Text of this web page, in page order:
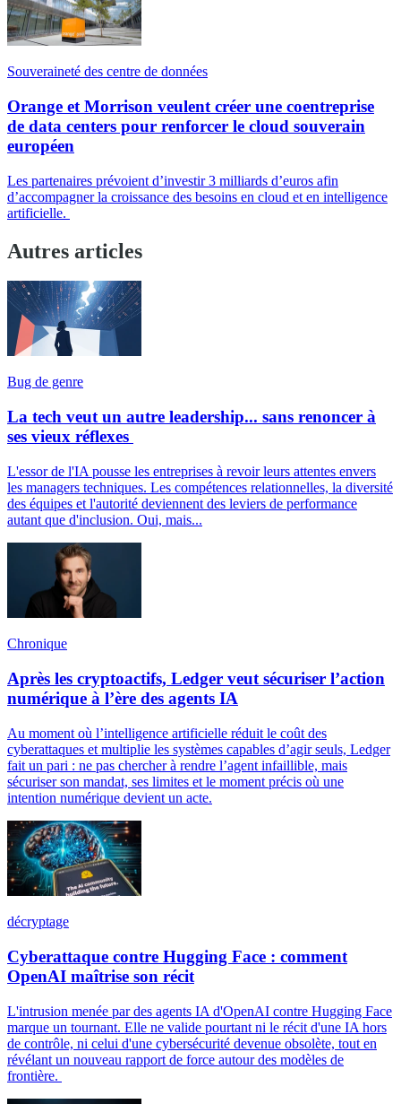
Souveraineté des centre de données
Orange et Morrison veulent créer une coentreprise
de data centers pour renforcer le cloud souverain
européen
Les partenaires prévoient d’investir 3 milliards d’euros afin
d’accompagner la croissance des besoins en cloud et en intelligence
artificielle.
Autres articles
Bug de genre
La tech veut un autre leadership... sans renoncer à
ses vieux réflexes
L'essor de l'IA pousse les entreprises à revoir leurs attentes envers
les managers techniques. Les compétences relationnelles, la diversité
des équipes et l'autorité deviennent des leviers de performance
autant que d'inclusion. Oui, mais...
Chronique
Après les cryptoactifs, Ledger veut sécuriser l’action
numérique à l’ère des agents IA
Au moment où l’intelligence artificielle réduit le coût des
cyberattaques et multiplie les systèmes capables d’agir seuls, Ledger
fait un pari : ne pas chercher à rendre l’agent infaillible, mais
sécuriser son mandat, ses limites et le moment précis où une
intention numérique devient un acte.
décryptage
Cyberattaque contre Hugging Face : comment
OpenAI maîtrise son récit
L'intrusion menée par des agents IA d'OpenAI contre Hugging Face
marque un tournant. Elle ne valide pourtant ni le récit d'une IA hors
de contrôle, ni celui d'une cybersécurité devenue obsolète, tout en
révélant un nouveau rapport de force autour des modèles de
frontière.